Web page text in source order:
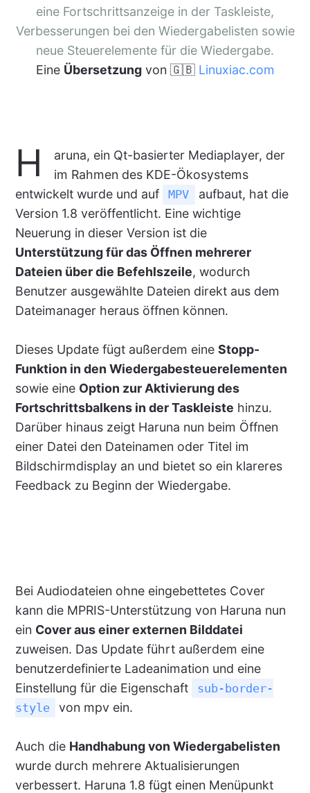
eine Fortschrittsanzeige in der Taskleiste,
Verbesserungen bei den Wiedergabelisten sowie
neue Steuerelemente für die Wiedergabe.
Eine Übersetzungvon 🇬🇧 Linuxiac.com
H
aruna, ein Qt-basierter Mediaplayer, der
im Rahmen des KDE-Ökosystems
entwickelt wurde und auf
MPV
aufbaut, hat die
Version 1.8 veröffentlicht. Eine wichtige
Neuerung in dieser Version ist die
Unterstützung für das Öffnen mehrerer
Dateien über die Befehlszeile, wodurch
Benutzer ausgewählte Dateien direkt aus dem
Dateimanager heraus öffnen können.
Dieses Update fügt außerdem eine Stopp-
Funktion in den Wiedergabesteuerelementen
sowie eine Option zur Aktivierung des
Fortschrittsbalkens in der Taskleiste hinzu.
Darüber hinaus zeigt Haruna nun beim Öffnen
einer Datei den Dateinamen oder Titel im
Bildschirmdisplay an und bietet so ein klareres
Feedback zu Beginn der Wiedergabe.
Bei Audiodateien ohne eingebettetes Cover
kann die MPRIS-Unterstützung von Haruna nun
ein Cover aus einer externen Bilddatei
zuweisen. Das Update führt außerdem eine
benutzerdefinierte Ladeanimation und eine
Einstellung für die Eigenschaft
sub-border-
style
von mpv ein.
Auch die Handhabung von Wiedergabelisten
wurde durch mehrere Aktualisierungen
verbessert. Haruna 1.8 fügt einen Menüpunkt